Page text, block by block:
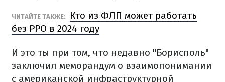
ЧИТАЙТЕ ТАКЖЕ:
Кто из ФЛП может работать
без РРО в 2024 году
И это ты при том, что недавно "Борисполь"
заключил меморандум о взаимопонимании
с американской инфраструктурной